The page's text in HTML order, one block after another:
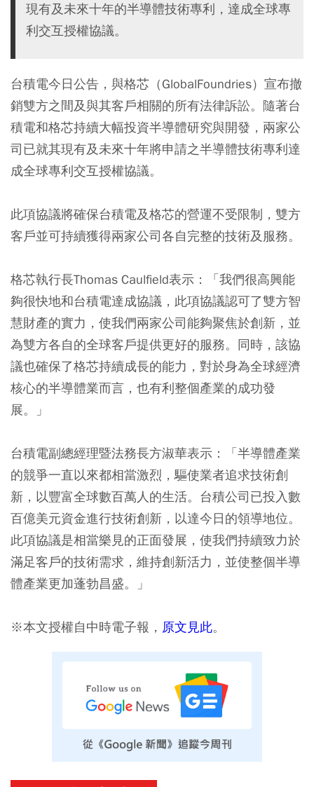
現有及未來十年的半導體技術專利，達成全球專
利交互授權協議。
台積電今日公告，與格芯（GlobalFoundries）宣布撤
銷雙方之間及與其客戶相關的所有法律訴訟。隨著台
積電和格芯持續大幅投資半導體研究與開發，兩家公
司已就其現有及未來十年將申請之半導體技術專利達
成全球專利交互授權協議。
此項協議將確保台積電及格芯的營運不受限制，雙方
客戶並可持續獲得兩家公司各自完整的技術及服務。
格芯執行長Thomas Caulfield表示：「我們很高興能
夠很快地和台積電達成協議，此項協議認可了雙方智
慧財產的實力，使我們兩家公司能夠聚焦於創新，並
為雙方各自的全球客戶提供更好的服務。同時，該協
議也確保了格芯持續成長的能力，對於身為全球經濟
核心的半導體業而言，也有利整個產業的成功發
展。」
台積電副總經理暨法務長方淑華表示：「半導體產業
的競爭一直以來都相當激烈，驅使業者追求技術創
新，以豐富全球數百萬人的生活。台積公司已投入數
百億美元資金進行技術創新，以達今日的領導地位。
此項協議是相當樂見的正面發展，使我們持續致力於
滿足客戶的技術需求，維持創新活力，並使整個半導
體產業更加蓬勃昌盛。」
※本文授權自中時電子報， 原文見此。